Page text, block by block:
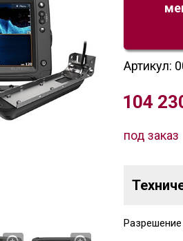
Артикул:
104
под заказ